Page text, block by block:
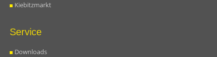
Kiebitzmarkt
Service
Downloads